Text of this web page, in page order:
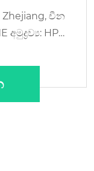
චීන
HPM